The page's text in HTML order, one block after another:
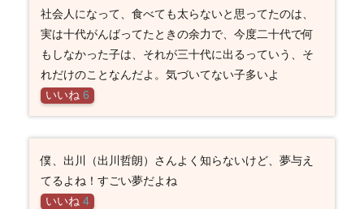
社会人になって、食べても太らないと思ってたのは、
実は十代がんばってたときの余力で、今度二十代で何
もしなかった子は、それが三十代に出るっていう、そ
れだけのことなんだよ。気づいてない子多いよ
いいね 6
僕、出川（出川哲朗）さんよく知らないけど、夢与え
てるよね！すごい夢だよね
いいね 4